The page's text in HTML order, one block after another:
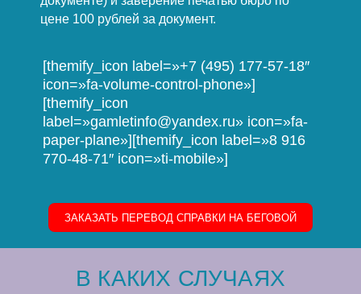
цене 100 рублей за документ.
[themify_icon label=»+7 (495) 177-57-18″
icon=»fa-volume-control-phone»]
[themify_icon
label=»gamletinfo@yandex.ru» icon=»fa-
paper-plane»][themify_icon label=»8 916
770-48-71″ icon=»ti-mobile»]
ЗАКАЗАТЬ ПЕРЕВОД СПРАВКИ НА БЕГОВОЙ
В КАКИХ СЛУЧАЯХ